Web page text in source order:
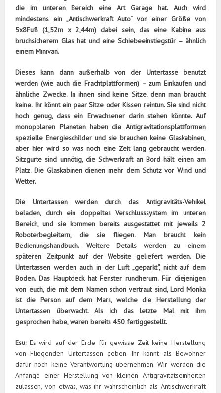
die im unteren Bereich eine Art Garage hat. Auch wird
mindestens ein „Antischwerkraft Auto“ von einer Größe von
5x8Fuß (1,52m x 2,44m) dabei sein, das eine Kabine aus
bruchsicherem Glas hat und eine Schiebeeinstiegstür – ähnlich
einem Minivan.
Dieses kann dann außerhalb von der Untertasse benutzt
werden (wie auch die Frachtplattformen) – zum Einkaufen und
ähnliche Zwecke. In ihnen sind keine Sitze, denn man braucht
keine. Ihr könnt ein paar Sitze oder Kissen reintun. Sie sind nicht
hoch genug, dass ein Erwachsener darin stehen könnte. Auf
monopolaren Planeten haben die Antigravitationsplattformen
spezielle Energieschilder und sie brauchen keine Glaskabinen,
aber hier wird so was noch eine Zeit lang gebraucht werden.
Sitzgurte sind unnötig, die Schwerkraft an Bord hält einen am
Platz. Die Glaskabinen dienen mehr dem Schutz vor Wind und
Wetter.
Die Untertassen werden durch das Antigravitäts-Vehikel
beladen, durch ein doppeltes Verschlusssystem im unteren
Bereich, und sie kommen bereits ausgestattet mit jeweils 2
Roboterbegleitern, die sie fliegen. Man braucht kein
Bedienungshandbuch. Weitere Details werden zu einem
späteren Zeitpunkt auf der Website geliefert werden. Die
Untertassen werden auch in der Luft „geparkt“, nicht auf dem
Boden. Das Hauptdeck hat Fenster rundherum. Für diejenigen
von euch, die mit dem Namen schon vertraut sind, Lord Monka
ist die Person auf dem Mars, welche die Herstellung der
Untertassen überwacht. Als ich das letzte Mal mit ihm
gesprochen habe, waren bereits 450 fertiggestellt.
Esu:Es wird auf der Erde für gewisse Zeit keine Herstellung
von Fliegenden Untertassen geben. Ihr könnt als Bewohner
dafür noch keine Verantwortung übernehmen. Wir werden die
Anfänge einer Herstellung von kleinen Antigravitätseinheiten
zulassen, von etwas, was ihr wahrscheinlich als Antischwerkraft